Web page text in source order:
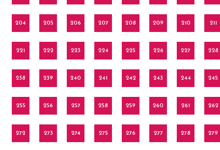
204 205 206 207 208 209 210 211
221 222 223 224 225 226 227 228
238 239 240 241 242 243 244 245
255 256 257 258 259 260 261 262
272 273 274 275 276 277 278 279